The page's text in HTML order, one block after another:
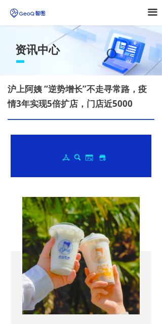
끀
沪上阿姨 “逆势增长”不走寻常路，疫
情3年实现5倍扩店，门店近5000
资讯中心